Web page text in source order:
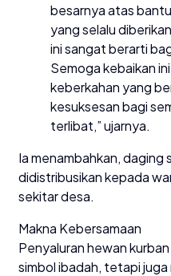
besarnya atas
yang selalu
ini sangat berarti
Semoga kebaikan
keberkahan yang
kesuksesan bagi
terlibat,” ujarnya.
Ia menambahkan,
didistribusikan kepada
sekitar desa.
Makna Kebersamaan
Penyaluran hewan
simbol ibadah, tetapi